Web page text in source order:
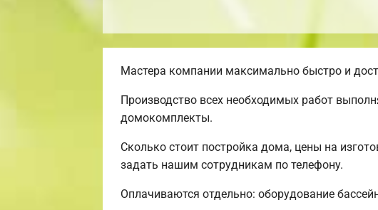
Мастера компании максимально быстро и
Производство всех необходимых работ
домокомплекты.
Сколько стоит постройка дома, цены на
задать нашим сотрудникам по телефону.
Оплачиваются отдельно: оборудование